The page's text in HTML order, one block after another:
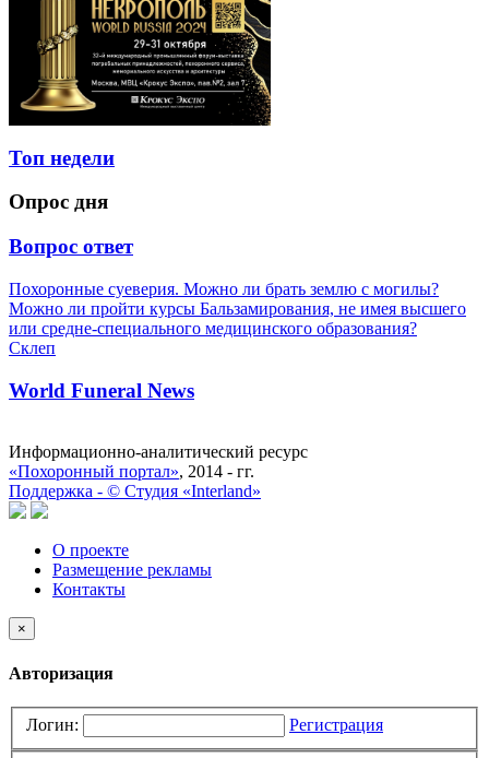
Топ недели
Опрос дня
Вопрос ответ
Похоронные суеверия. Можно ли брать землю с могилы?
Можно ли пройти курсы Бальзамирования, не имея высшего
или средне-специального медицинского образования?
Склеп
World Funeral News
Информационно-аналитический ресурс
«Похоронный портал», 2014 - гг.
Поддержка - © Cтудия «Interland»
О проекте
Размещение рекламы
Контакты
×
Авторизация
Логин: Регистрация